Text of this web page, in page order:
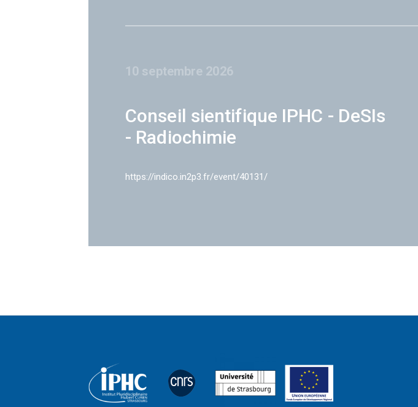
10 septembre 2026
Conseil sientifique IPHC - DeSIs
- Radiochimie
https://indico.in2p3.fr/event/40131/